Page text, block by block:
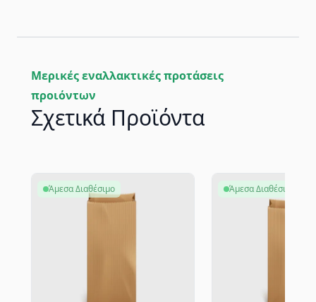
Μερικές εναλλακτικές προτάσεις
προιόντων
Σχετικά Προϊόντα
Άμεσα Διαθέσιμο Άμεσα Διαθέσιμο